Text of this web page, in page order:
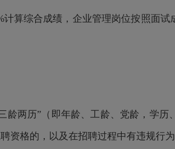
算综合成绩，企业管理岗位按照面试
龄两历”（即年龄、工龄、党龄，学
资格的，以及在招聘过程中有违规行